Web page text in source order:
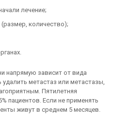
лечение;
количество);
напрямую зависит от вида
метастаз или метастазы,
Пятилетняя
пациентов. Если не применять
живут в среднем 5 месяцев.